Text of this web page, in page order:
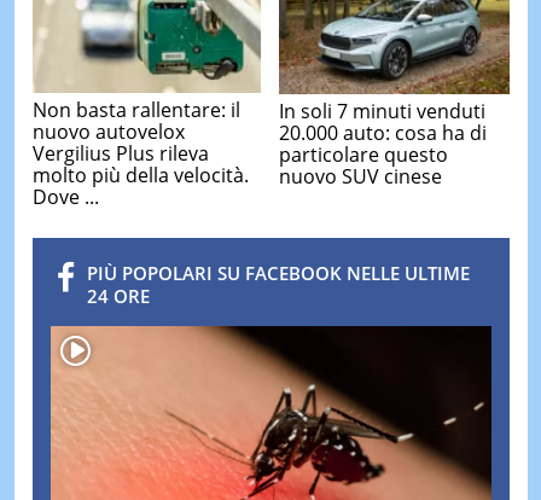
Non basta rallentare: il
nuovo autovelox
Vergilius Plus rileva
molto più della velocità.
Dove ...
In soli 7 minuti venduti
20.000 auto: cosa ha di
particolare questo
nuovo SUV cinese
PIÙ POPOLARI SU FACEBOOK NELLE ULTIME
24 ORE